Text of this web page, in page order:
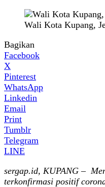
Wali Kota Kupang,
Bagikan
Facebook
X
Pinterest
WhatsApp
Linkedin
Email
Print
Tumblr
Telegram
LINE
sergap.id, KUPANG –
terkonfirmasi positif